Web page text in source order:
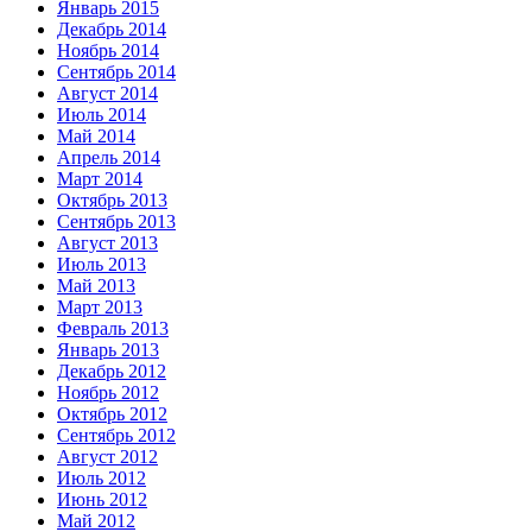
Январь 2015
Декабрь 2014
Ноябрь 2014
Сентябрь 2014
Август 2014
Июль 2014
Май 2014
Апрель 2014
Март 2014
Октябрь 2013
Сентябрь 2013
Август 2013
Июль 2013
Май 2013
Март 2013
Февраль 2013
Январь 2013
Декабрь 2012
Ноябрь 2012
Октябрь 2012
Сентябрь 2012
Август 2012
Июль 2012
Июнь 2012
Май 2012